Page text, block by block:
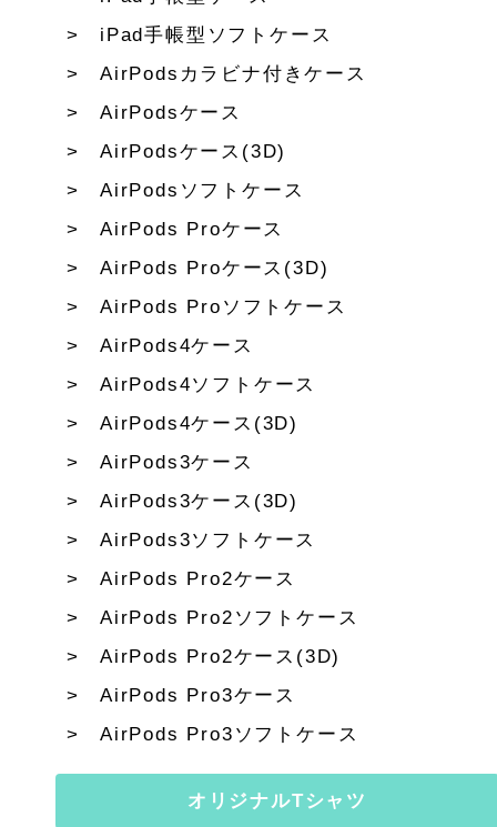
iPad手帳型ソフトケース
AirPodsカラビナ付きケース
AirPodsケース
AirPodsケース(3D)
AirPodsソフトケース
AirPods Proケース
AirPods Proケース(3D)
AirPods Proソフトケース
AirPods4ケース
AirPods4ソフトケース
AirPods4ケース(3D)
AirPods3ケース
AirPods3ケース(3D)
AirPods3ソフトケース
AirPods Pro2ケース
AirPods Pro2ソフトケース
AirPods Pro2ケース(3D)
AirPods Pro3ケース
AirPods Pro3ソフトケース
オリジナルTシャツ